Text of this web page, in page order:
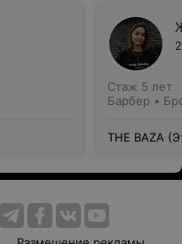
Стаж 5 лет
Барбер •
THE BAZA